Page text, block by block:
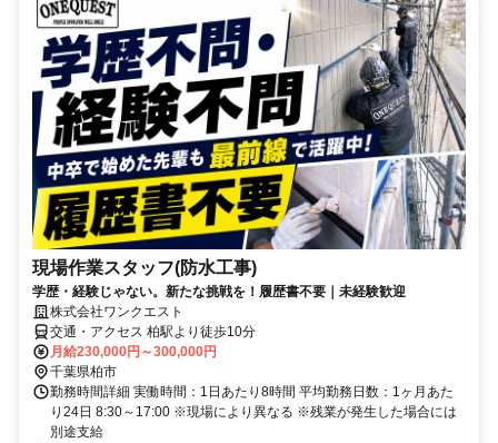
現場作業スタッフ(防水工事)
学歴・経験じゃない。新たな挑戦を！履歴書不要｜未経験歓迎
株式会社ワンクエスト
交通・アクセス 柏駅より徒歩10分
月給230,000円～300,000円
千葉県柏市
勤務時間詳細 実働時間：1日あたり8時間 平均勤務日数：1ヶ月あた
り24日 8:30～17:00 ※現場により異なる ※残業が発生した場合には
別途支給